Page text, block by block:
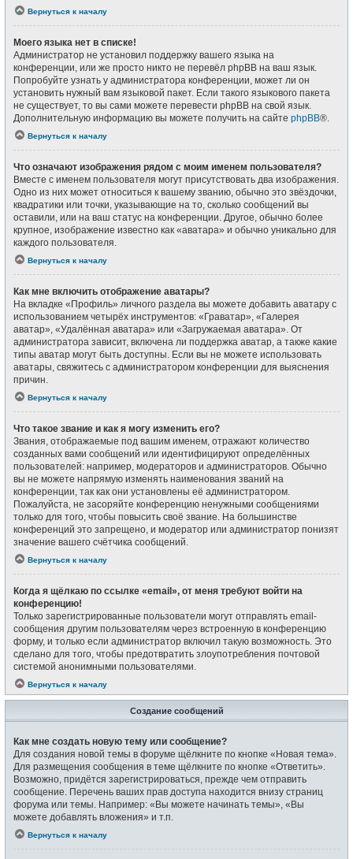
Вернуться к началу
Моего языка нет в списке!
Администратор не установил поддержку вашего языка на
конференции, или же просто никто не перевёл phpBB на ваш язык.
Попробуйте узнать у администратора конференции, может ли он
установить нужный вам языковой пакет. Если такого языкового пакета
не существует, то вы сами можете перевести phpBB на свой язык.
Дополнительную информацию вы можете получить на сайте phpBB®.
Вернуться к началу
Что означают изображения рядом с моим именем пользователя?
Вместе с именем пользователя могут присутствовать два изображения.
Одно из них может относиться к вашему званию, обычно это звёздочки,
квадратики или точки, указывающие на то, сколько сообщений вы
оставили, или на ваш статус на конференции. Другое, обычно более
крупное, изображение известно как «аватара» и обычно уникально для
каждого пользователя.
Вернуться к началу
Как мне включить отображение аватары?
На вкладке «Профиль» личного раздела вы можете добавить аватару с
использованием четырёх инструментов: «Граватар», «Галерея
аватар», «Удалённая аватара» или «Загружаемая аватара». От
администратора зависит, включена ли поддержка аватар, а также какие
типы аватар могут быть доступны. Если вы не можете использовать
аватары, свяжитесь с администратором конференции для выяснения
причин.
Вернуться к началу
Что такое звание и как я могу изменить его?
Звания, отображаемые под вашим именем, отражают количество
созданных вами сообщений или идентифицируют определённых
пользователей: например, модераторов и администраторов. Обычно
вы не можете напрямую изменять наименования званий на
конференции, так как они установлены её администратором.
Пожалуйста, не засоряйте конференцию ненужными сообщениями
только для того, чтобы повысить своё звание. На большинстве
конференций это запрещено, и модератор или администратор понизят
значение вашего счётчика сообщений.
Вернуться к началу
Когда я щёлкаю по ссылке «email», от меня требуют войти на
конференцию!
Только зарегистрированные пользователи могут отправлять email-
сообщения другим пользователям через встроенную в конференцию
форму, и только если администратор включил такую возможность. Это
сделано для того, чтобы предотвратить злоупотребления почтовой
системой анонимными пользователями.
Вернуться к началу
Создание сообщений
Как мне создать новую тему или сообщение?
Для создания новой темы в форуме щёлкните по кнопке «Новая тема».
Для размещения сообщения в теме щёлкните по кнопке «Ответить».
Возможно, придётся зарегистрироваться, прежде чем отправить
сообщение. Перечень ваших прав доступа находится внизу страниц
форума или темы. Например: «Вы можете начинать темы», «Вы
можете добавлять вложения» и т.п.
Вернуться к началу